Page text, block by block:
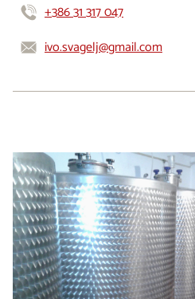
+386 31 317 047
ivo.svagelj@gmail.com